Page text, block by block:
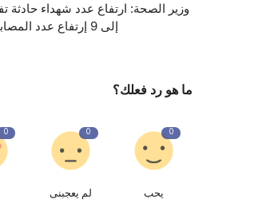
وزير الصحة: ارتفاع عدد شهداء حادثة
إلى 9 إرتفاع عدد المصابي...
ما هو رد فعلك؟
0
يحب
0
لم يعجبنى
0